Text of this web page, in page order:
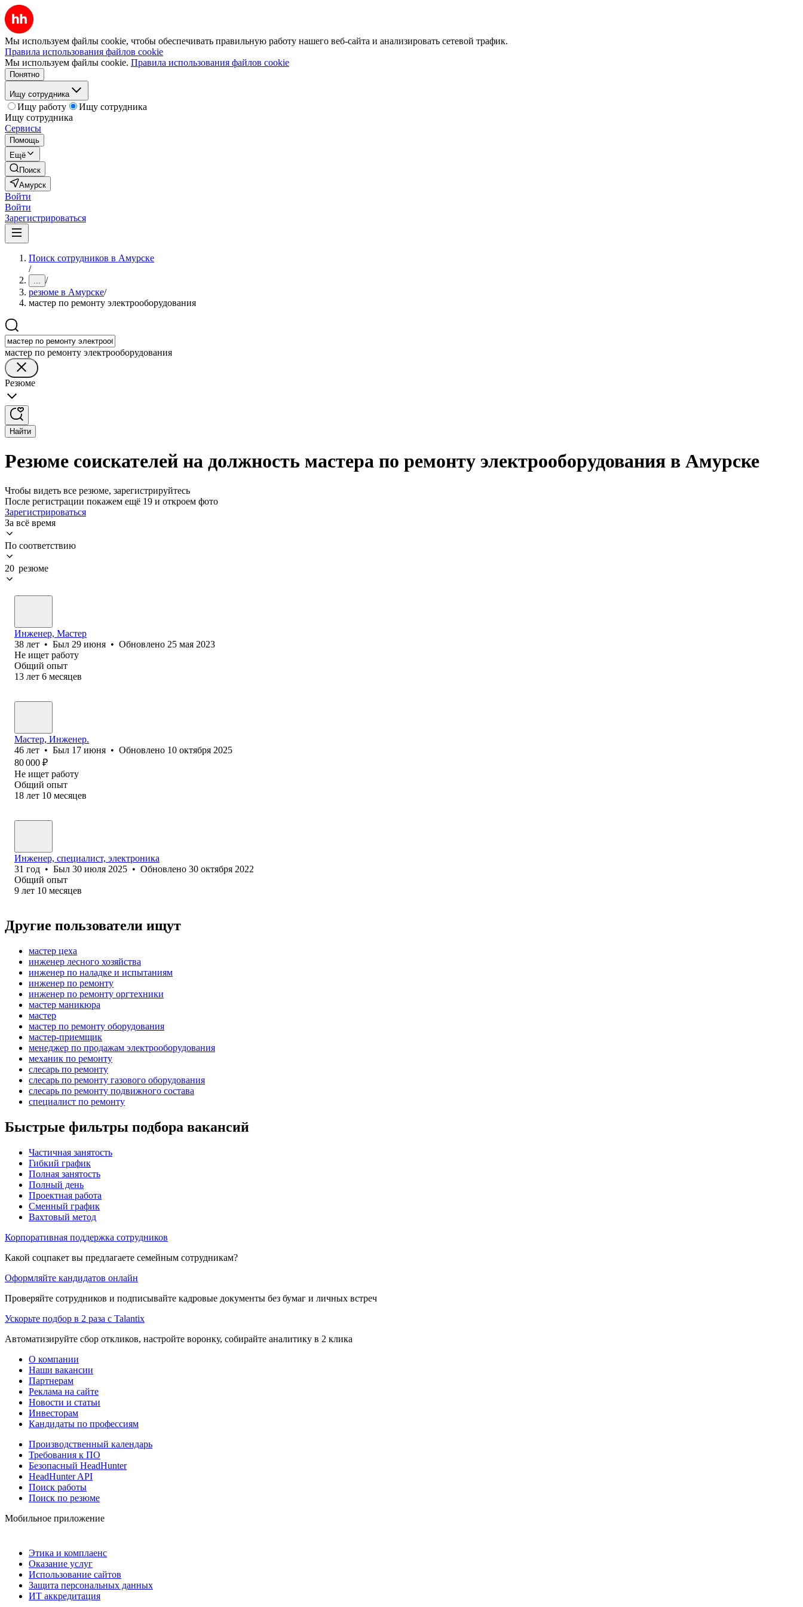
Мы используем файлы cookie, чтобы обеспечивать правильную работу нашего веб-сайта и анализировать сетевой трафик.
Правила использования файлов cookie
Мы используем файлы cookie. Правила использования файлов cookie
Понятно
Ищу сотрудника
Ищу работу
Ищу сотрудника
Ищу сотрудника
Сервисы
Помощь
Ещё
Поиск
Амурск
Войти
Войти
Зарегистрироваться
Поиск сотрудников в Амурске
/
... /
резюме в Амурске/
мастер по ремонту электрооборудования
мастер по ремонту электрооборудования
Резюме
Найти
Резюме соискателей на должность мастера по ремонту электрооборудования в Амурске
Чтобы видеть все резюме, зарегистрируйтесь
После регистрации покажем ещё 19 и откроем фото
Зарегистрироваться
За всё время
По соответствию
20 резюме
Инженер, Мастер
38 лет • Был 29 июня • Обновлено 25 мая 2023
Не ищет работу
Общий опыт
13 лет 6 месяцев
Мастер, Инженер.
46 лет • Был 17 июня • Обновлено 10 октября 2025
80 000 ₽
Не ищет работу
Общий опыт
18 лет 10 месяцев
Инженер, специалист, электроника
31 год • Был 30 июля 2025 • Обновлено 30 октября 2022
Общий опыт
9 лет 10 месяцев
Другие пользователи ищут
мастер цеха
инженер лесного хозяйства
инженер по наладке и испытаниям
инженер по ремонту
инженер по ремонту оргтехники
мастер маникюра
мастер
мастер по ремонту оборудования
мастер-приемщик
менеджер по продажам электрооборудования
механик по ремонту
слесарь по ремонту
слесарь по ремонту газового оборудования
слесарь по ремонту подвижного состава
специалист по ремонту
Быстрые фильтры подбора вакансий
Частичная занятость
Гибкий график
Полная занятость
Полный день
Проектная работа
Сменный график
Вахтовый метод
Корпоративная поддержка сотрудников
Какой соцпакет вы предлагаете семейным сотрудникам?
Оформляйте кандидатов онлайн
Проверяйте сотрудников и подписывайте кадровые документы без бумаг и личных встреч
Ускорьте подбор в 2 раза с Talantix
Автоматизируйте сбор откликов, настройте воронку, собирайте аналитику в 2 клика
О компании
Наши вакансии
Партнерам
Реклама на сайте
Новости и статьи
Инвесторам
Кандидаты по профессиям
Производственный календарь
Требования к ПО
Безопасный HeadHunter
HeadHunter API
Поиск работы
Поиск по резюме
Мобильное приложение
Этика и комплаенс
Оказание услуг
Использование сайтов
Защита персональных данных
ИТ аккредитация